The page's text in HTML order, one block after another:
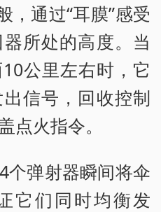
，通过“耳膜”感受
所处的高度。当
公里左右时，它
信号，回收控制
点火指令。
个弹射器瞬间将伞
它们同时均衡发